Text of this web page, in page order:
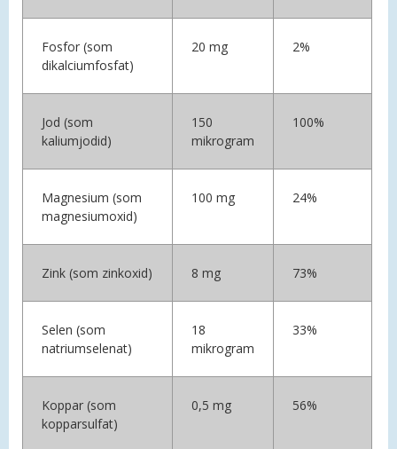
Fosfor (som
dikalciumfosfat)
20 mg 2%
Jod (som
kaliumjodid)
150
mikrogram
100%
Magnesium (som
magnesiumoxid)
100 mg 24%
Zink (som zinkoxid) 8 mg 73%
Selen (som
natriumselenat)
18
mikrogram
33%
Koppar (som
kopparsulfat)
0,5 mg 56%